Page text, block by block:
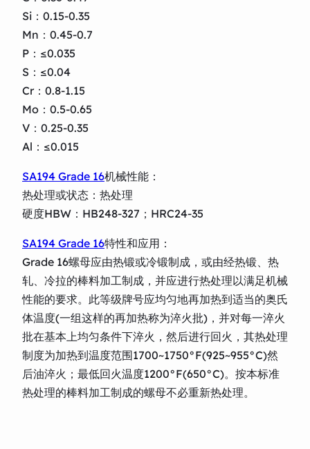
Si：0.15-0.35
Mn：0.45-0.7
P：≤0.035
S：≤0.04
Cr：0.8-1.15
Mo：0.5-0.65
V：0.25-0.35
Al：≤0.015
SA194 Grade 16机械性能：
热处理或状态：热处理
硬度HBW：HB248-327；HRC24-35
SA194 Grade 16特性和应用：
Grade 16螺母应由热锻或冷锻制成，或由经热锻、热
轧、冷拉的棒料加工制成，并应进行热处理以满足机械
性能的要求。此等级牌号应均匀地再加热到适当的奥氏
体温度(一组这样的再加热称为淬火批)，并对每一淬火
批在基本上均匀条件下淬火，然后进行回火，其热处理
制度为加热到温度范围1700~1750°F(925~955°C)然
后油淬火；最低回火温度1200°F(650°C)。按本标准
热处理的棒料加工制成的螺母不必重新热处理。